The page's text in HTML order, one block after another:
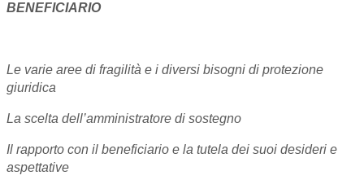
BENEFICIARIO
Le varie aree di fragilità e i diversi bisogni di protezione
giuridica
La scelta dell’amministratore di sostegno
Il rapporto con il beneficiario e la tutela dei suoi desideri e
aspettative